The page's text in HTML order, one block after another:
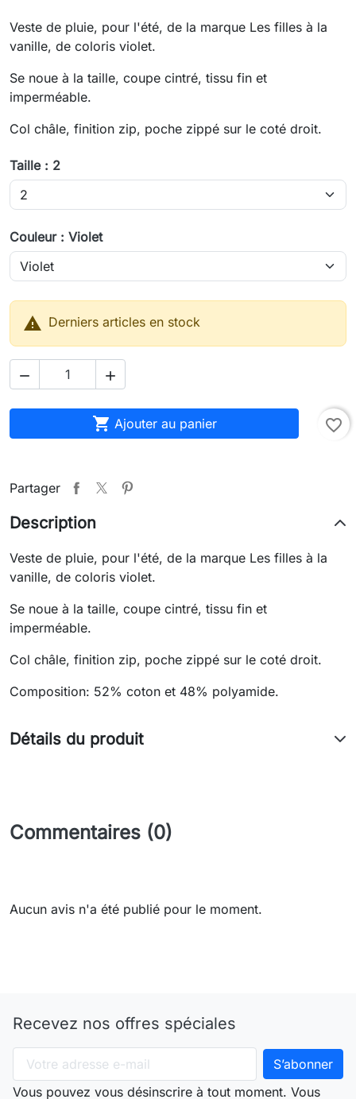
Veste de pluie, pour l'été, de la marque Les filles à la
vanille, de coloris violet.
Se noue à la taille, coupe cintré, tissu fin et
imperméable.
Col châle, finition zip, poche zippé sur le coté droit.
Taille : 2
Couleur : Violet
 Derniers articles en stock
 
 Ajouter au panier favorite_border
Partager
Description
Veste de pluie, pour l'été, de la marque Les filles à la
vanille, de coloris violet.
Se noue à la taille, coupe cintré, tissu fin et
imperméable.
Col châle, finition zip, poche zippé sur le coté droit.
Composition: 52% coton et 48% polyamide.
Détails du produit
Commentaires (0)
Aucun avis n'a été publié pour le moment.
Recevez nos offres spéciales
Vous pouvez vous désinscrire à tout moment. Vous